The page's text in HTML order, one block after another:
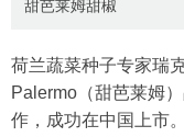
甜芭莱姆甜椒
荷兰蔬菜种子专家瑞
Palermo（甜芭莱姆
作，成功在中国上市